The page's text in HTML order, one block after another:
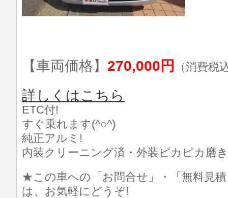
【車両価格】 270,000円 （消費税
詳しくはこちら
ETC付!
すぐ乗れます(^○^)
純正アルミ!
内装クリーニング済・外装ピカピカ磨
★この車への「お問合せ」・「無料見
は、お気軽にどうぞ!